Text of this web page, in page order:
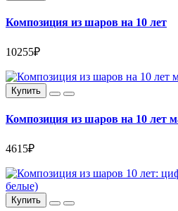
Композиция из шаров на 10 лет
10255₽
Купить
Композиция из шаров на 10 лет
4615₽
Купить